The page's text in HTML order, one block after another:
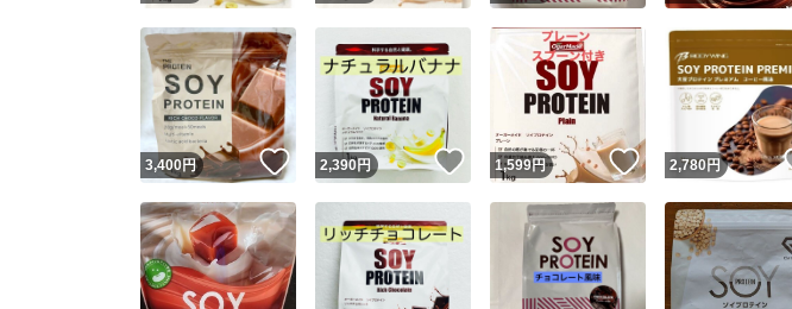
Yahoo!フリマが定めた一定の基準を満たし
安心取引出品者
安心取引出品者 Yahoo!フリマの基
取引実績
取引実績◯+ このユーザーは
この商品の情
商品画像の無断転載は禁止されてい
コピーは1商品につき1回です
3,400円 いいね！
2,390円 いいね！
1,599円 いいね！
2,780円